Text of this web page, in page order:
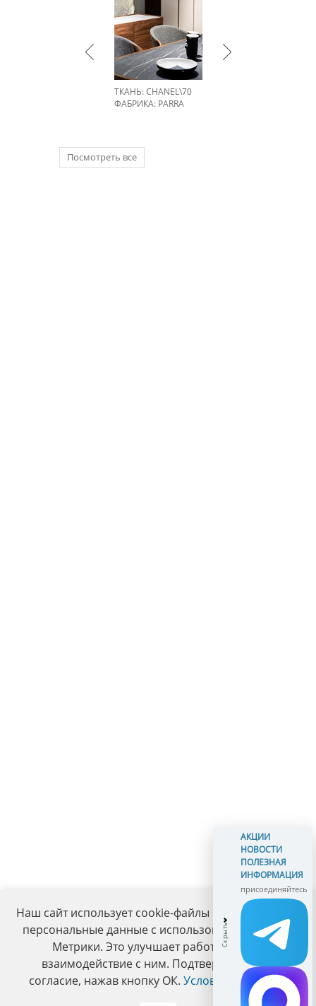
ТКАНЬ: CHANEL\70
ФАБРИКА: PARRA
Посмотреть все
Наш сайт использует cookie-файлы и обрабатывает
персональные данные с использованием Яндекс
Метрики. Это улучшает работу сайта и
взаимодействие с ним. Подтвердите ваше
согласие, нажав кнопку ОК. Условия политики.
АКЦИИ
НОВОСТИ
ПОЛЕЗНАЯ
ИНФОРМАЦИЯ
присоединяйтесь